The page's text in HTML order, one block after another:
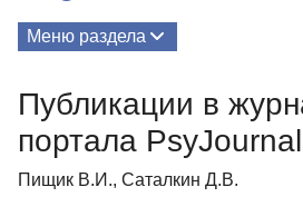
Меню раздела
Публикации в
портала
Пищик В.И., Саталкин Д.В.